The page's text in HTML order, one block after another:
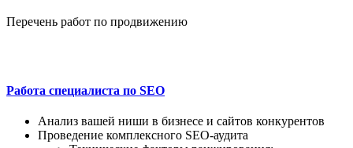
Перечень работ по продвижению
Работа специалиста по SEO
Анализ вашей ниши в бизнесе и сайтов конкурентов
Проведение комплексного SEO-аудита